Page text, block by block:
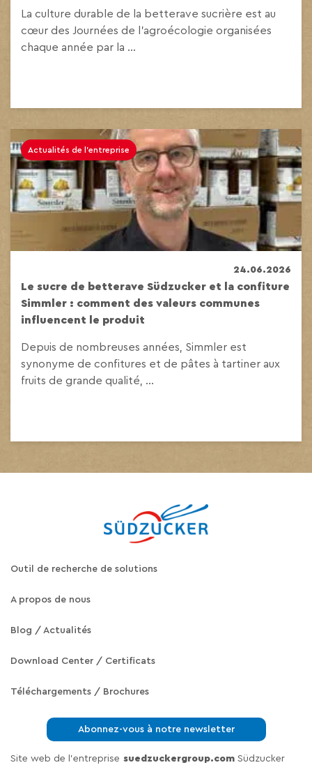
La culture durable de la betterave sucrière est au
cœur des Journées de l’agroécologie organisées
chaque année par la ...
Actualités de l'entreprise
24.06.2026
Le sucre de betterave Südzucker et la confiture
Simmler : comment des valeurs communes
influencent le produit
Depuis de nombreuses années, Simmler est
synonyme de confitures et de pâtes à tartiner aux
fruits de grande qualité, ...
Outil de recherche de solutions
A propos de nous
Blog / Actualités
Download Center / Certificats
Téléchargements / Brochures
Abonnez-vous à notre newsletter
Site web de l'entreprise suedzuckergroup.com Südzucker